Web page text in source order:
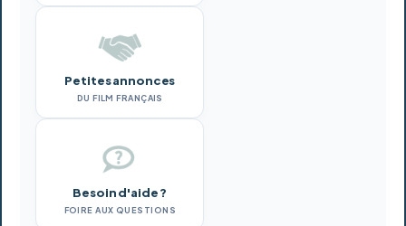
Petites annonces
DU FILM FRANÇAIS
Besoin d'aide ?
FOIRE AUX QUESTIONS